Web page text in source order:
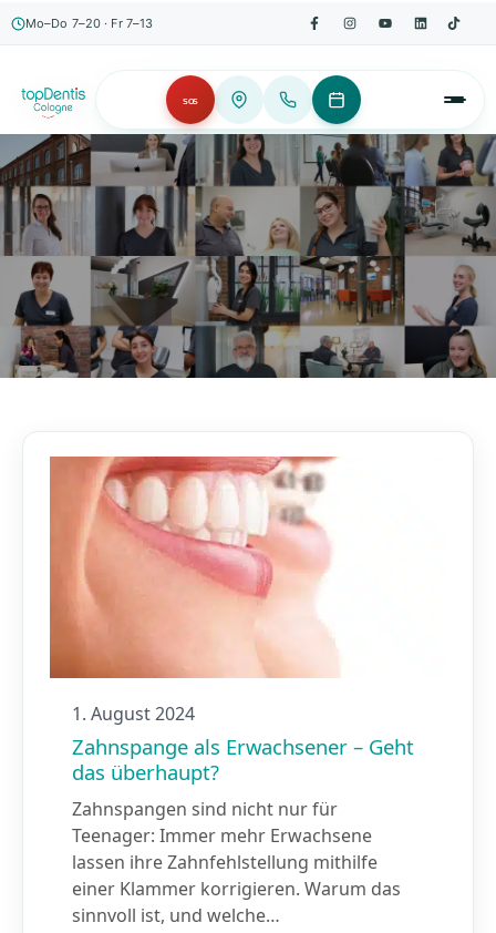
Mo–Do 7–20 · Fr 7–13
SOS
Unser Blog
1. August 2024
Zahnspange als Erwachsener – Geht
das überhaupt?
Zahnspangen sind nicht nur für
Teenager: Immer mehr Erwachsene
lassen ihre Zahnfehlstellung mithilfe
einer Klammer korrigieren. Warum das
sinnvoll ist, und welche…